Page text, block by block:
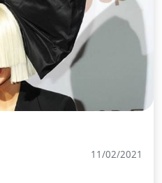
11/02/2021